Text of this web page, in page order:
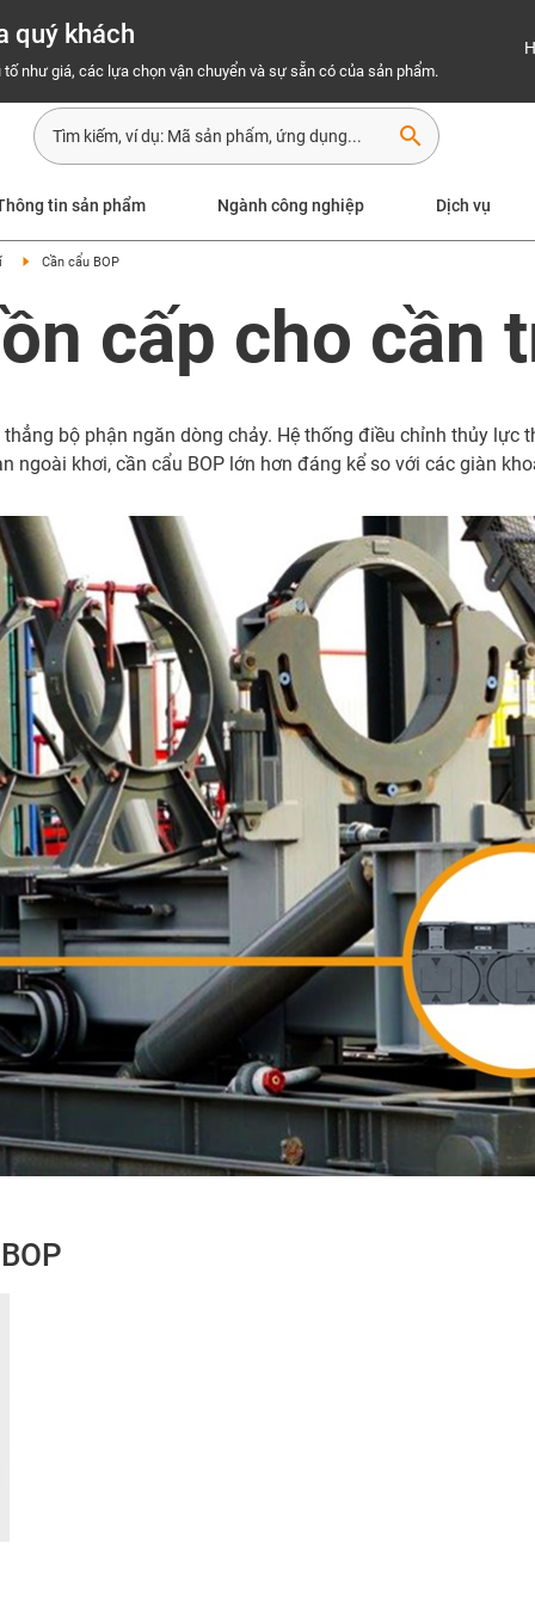
quý khách
như giá, các lựa chọn vận chuyển và sự sẵn có của sản phẩm.
search
tin sản phẩm Ngành công nghiệp Dịch vụ
Cần cẩu BOP
cấp cho cần
bộ phận ngăn dòng chảy. Hệ thống điều chỉnh thủy
ngoài khơi, cần cẩu BOP lớn hơn đáng kể so với các giàn